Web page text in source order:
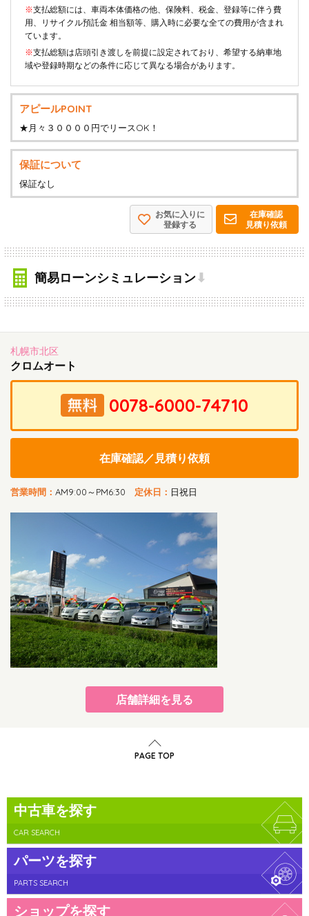
※支払総額には、車両本体価格の他、保険料、税金、登録等に伴う費
用、リサイクル預託金 相当額等、購入時に必要な全ての費用が含まれ
ています。
※支払総額は店頭引き渡しを前提に設定されており、希望する納車地
域や登録時期などの条件に応じて異なる場合があります。
アピールPOINT
★月々３００００円でリースOK！
保証について
保証なし
在庫確認
見積り依頼
お気に入りに
登録する
簡易ローンシミュレーション⬇
札幌市北区
クロムオート
在庫確認／見積り依頼
営業時間： AM9:00～PM6:30 定休日： 日祝日
店舗詳細を見る
PAGE TOP
中古車を探す
CAR SEARCH
パーツを探す
PARTS SEARCH
ショップを探す